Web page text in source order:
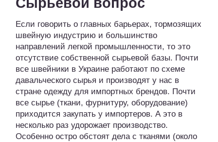
Если говорить о главных барьерах, тормозящих
швейную индустрию и большинство
направлений легкой промышленности, то это
отсутствие собственной сырьевой базы. Почти
все швейники в Украине работают по схеме
давальческого сырья и производят у нас в
стране одежду для импортных брендов. Почти
все сырье (ткани, фурнитуру, оборудование)
приходится закупать у импортеров. А это в
несколько раз удорожает производство.
Особенно остро обстоят дела с тканями (около